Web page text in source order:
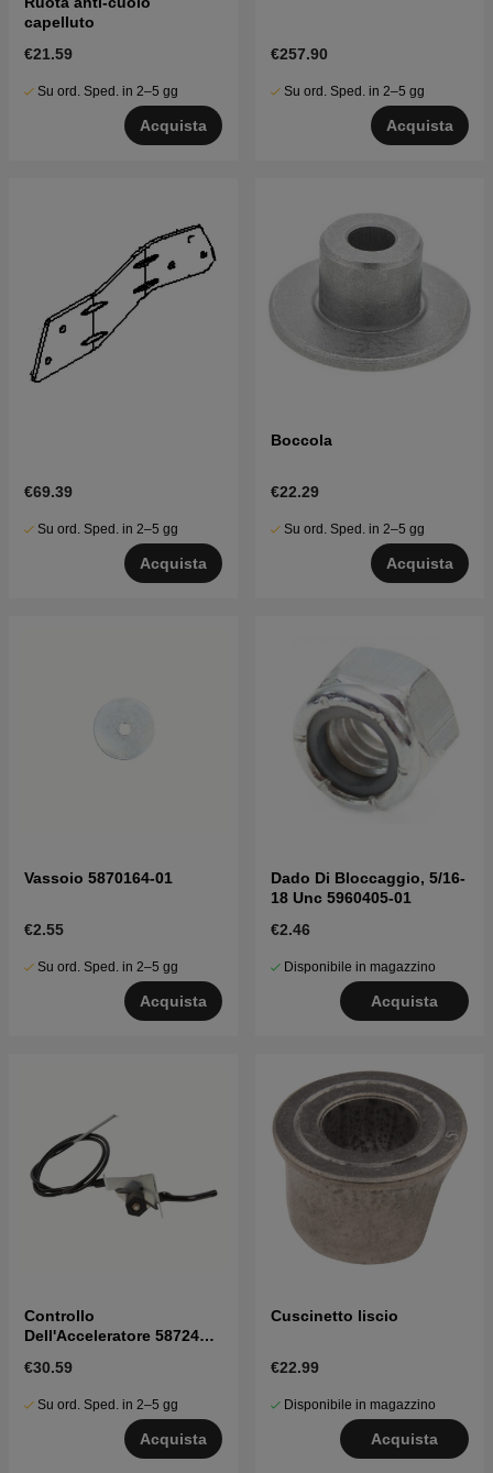
capelluto
€21.59
Su ord. Sped. in 2–5 gg
Acquista
€257.90
Su ord. Sped. in 2–5 gg
Acquista
€69.39
Su ord. Sped. in 2–5 gg
Acquista
Boccola
€22.29
Su ord. Sped. in 2–5 gg
Acquista
Vassoio 5870164-01
€2.55
Su ord. Sped. in 2–5 gg
Acquista
Dado Di Bloccaggio, 5/16-
18 Unc 5960405-01
€2.46
Disponibile in magazzino
Acquista
Controllo
Dell'Acceleratore 5872427-
€30.59
Su ord. Sped. in 2–5 gg
Acquista
Cuscinetto liscio
€22.99
Disponibile in magazzino
Acquista